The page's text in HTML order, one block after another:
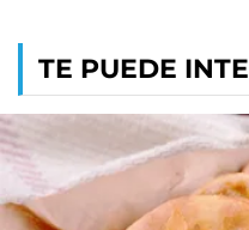
TE PUEDE